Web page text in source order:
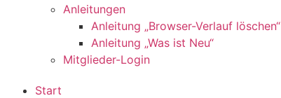
Anleitungen
Anleitung „Browser-Verlauf löschen“
Anleitung „Was ist Neu“
Mitglieder-Login
Start